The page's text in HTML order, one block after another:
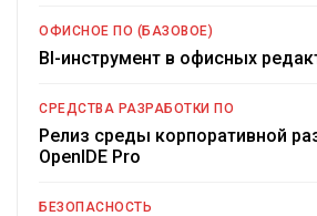
ОФИСНОЕ ПО (БАЗОВОЕ)
BI-инструмент в офисных
СРЕДСТВА РАЗРАБОТКИ ПО
Релиз среды корпоративной
OpenIDE Pro
БЕЗОПАСНОСТЬ